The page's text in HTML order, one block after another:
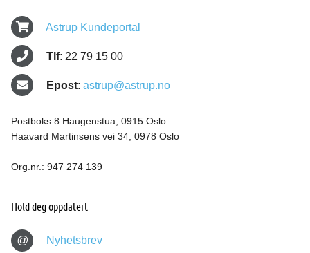
Astrup Kundeportal
Tlf: 22 79 15 00
Epost: astrup@astrup.no
Postboks 8 Haugenstua, 0915 Oslo
Haavard Martinsens vei 34, 0978 Oslo
Org.nr.: 947 274 139
Hold deg oppdatert
@ Nyhetsbrev